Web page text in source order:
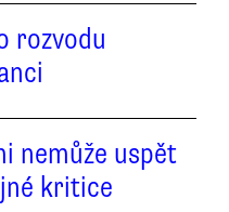
rozvodu
nemůže uspět
kritice